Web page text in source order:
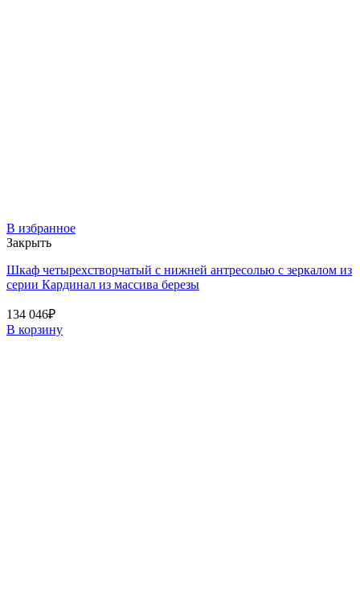
В избранное
Закрыть
Шкаф четырехстворчатый с нижней антресолью с зеркалом из
серии Кардинал из массива березы
134 046₽
В корзину